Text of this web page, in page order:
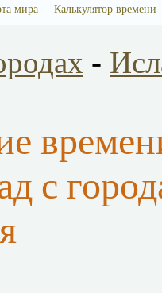
мира Калькулятор времени
-
с